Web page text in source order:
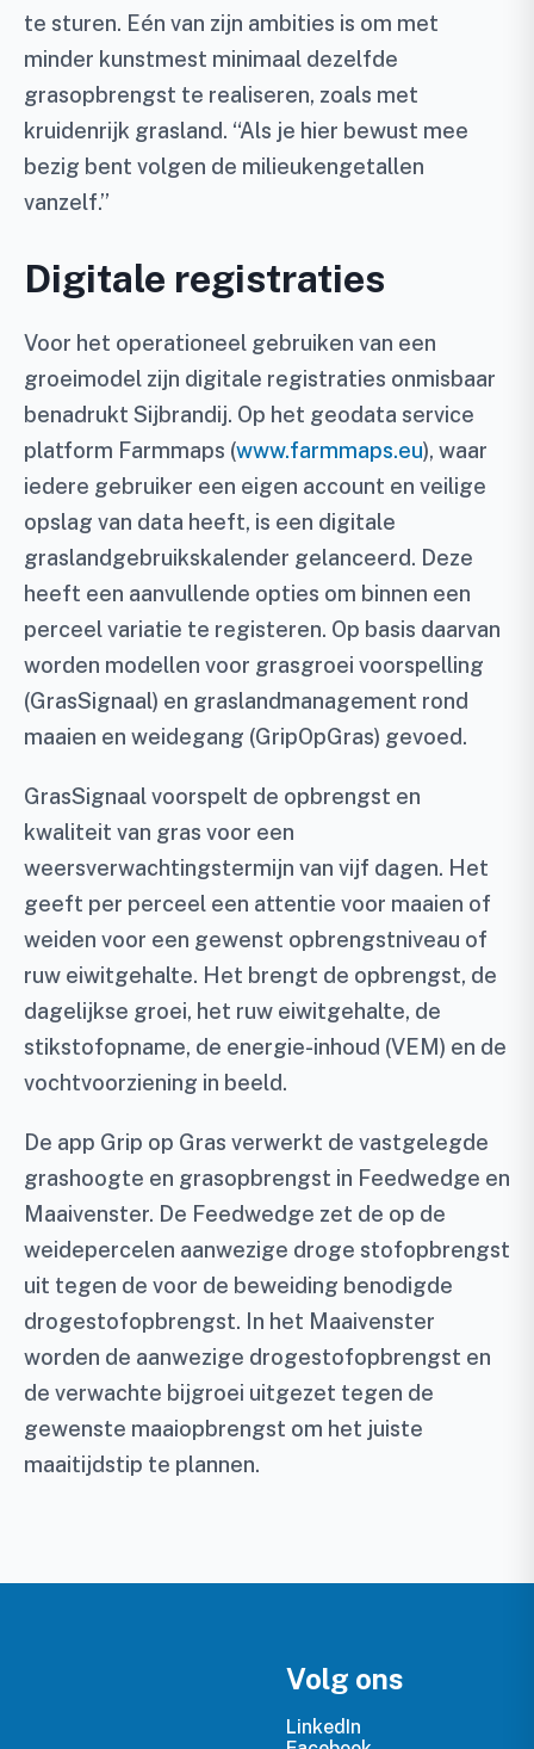
te sturen. Eén van zijn ambities is om met
minder kunstmest minimaal dezelfde
grasopbrengst te realiseren, zoals met
kruidenrijk grasland. “Als je hier bewust mee
bezig bent volgen de milieukengetallen
vanzelf.”
Digitale registraties
Voor het operationeel gebruiken van een
groeimodel zijn digitale registraties onmisbaar
benadrukt Sijbrandij. Op het geodata service
platform Farmmaps (www.farmmaps.eu), waar
iedere gebruiker een eigen account en veilige
opslag van data heeft, is een digitale
graslandgebruikskalender gelanceerd. Deze
heeft een aanvullende opties om binnen een
perceel variatie te registeren. Op basis daarvan
worden modellen voor grasgroei voorspelling
(GrasSignaal) en graslandmanagement rond
maaien en weidegang (GripOpGras) gevoed.
GrasSignaal voorspelt de opbrengst en
kwaliteit van gras voor een
weersverwachtingstermijn van vijf dagen. Het
geeft per perceel een attentie voor maaien of
weiden voor een gewenst opbrengstniveau of
ruw eiwitgehalte. Het brengt de opbrengst, de
dagelijkse groei, het ruw eiwitgehalte, de
stikstofopname, de energie-inhoud (VEM) en de
vochtvoorziening in beeld.
De app Grip op Gras verwerkt de vastgelegde
grashoogte en grasopbrengst in Feedwedge en
Maaivenster. De Feedwedge zet de op de
weidepercelen aanwezige droge stofopbrengst
uit tegen de voor de beweiding benodigde
drogestofopbrengst. In het Maaivenster
worden de aanwezige drogestofopbrengst en
de verwachte bijgroei uitgezet tegen de
gewenste maaiopbrengst om het juiste
maaitijdstip te plannen.
Volg ons
LinkedIn